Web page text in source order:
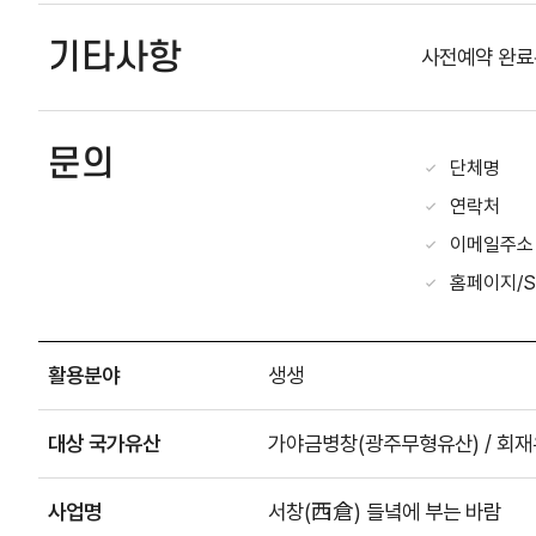
기타사항 사전예약 완
문의
단체명
연락처
이메일주소
홈페이지/
활용분야 생생
대상 국가유산 가야금병창(광주무형유산) / 회
사업명 서창(西倉) 들녘에 부는 바람